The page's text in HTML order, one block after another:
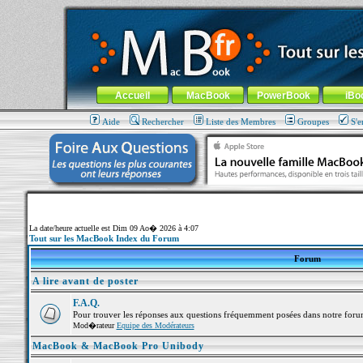
MacBook-fr.com : 100% Apple... 100% nomade !
Aller au contenu-Aller au menu général-Aller au menu de
Menu général
Accueil MacBook PowerBook
Aide Rechercher Liste des Membres Groupes
La date/heure actuelle est Dim 09 Ao� 2026 à 4:07
Tout sur les MacBook Index du Forum
Forum
A lire avant de poster
F.A.Q.
Pour trouver les réponses aux questions fréquemment posées dans notre
Mod�rateurEquipe des Modérateurs
MacBook & MacBook Pro Unibody